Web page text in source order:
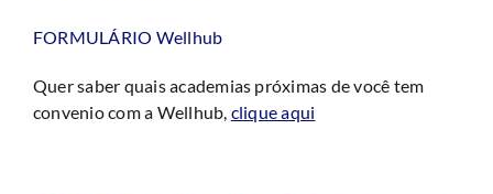
FORMULÁRIO Wellhub
Quer saber quais academias próximas de você tem
convenio com a Wellhub, clique aqui